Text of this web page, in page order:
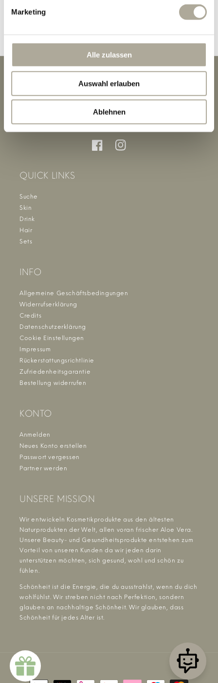
Marketing
Alle zulassen
Auswahl erlauben
Ablehnen
FacebookInstagram
QUICK LINKS
Suche
Skin
Drink
Hair
Sets
INFO
Allgemeine Geschäftsbedingungen
Widerrufserklärung
Credits
Datenschutzerklärung
Cookie Einstellungen
Impressum
Rückerstattungsrichtlinie
Zufriedenheitsgarantie
Bestellung widerrufen
KONTO
Anmelden
Neues Konto erstellen
Passwort vergessen
Partner werden
UNSERE MISSION
Wir entwickeln Kosmetikprodukte aus den ältesten
Naturprodukten der Welt, allen voran frischer Aloe Vera.
Unsere Beauty- und Gesundheitsprodukte entstehen zum
Vorteil von unseren Kunden da wir jeden darin
unterstützen möchten, sich gesund, wohl und schön zu
fühlen.
Schönheit ist die Energie, die du ausstrahlst, wenn du dich
wohlfühlst. Wir streben nicht nach Perfektion, sondern
glauben an nachhaltige Schönheit. Wir glauben, dass
Schönheit für jedes Alter ist.
Zahlungsmethoden